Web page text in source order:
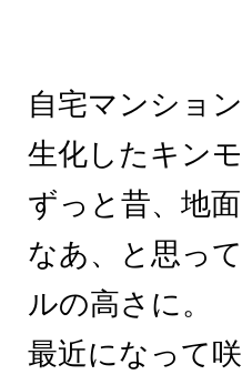
自宅マンショ
生化したキン
ずっと昔、地
なあ、と思っ
ルの高さに。
最近になって